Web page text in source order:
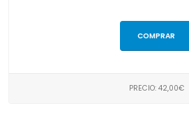
COMPRAR
PRECIO: 42,00€